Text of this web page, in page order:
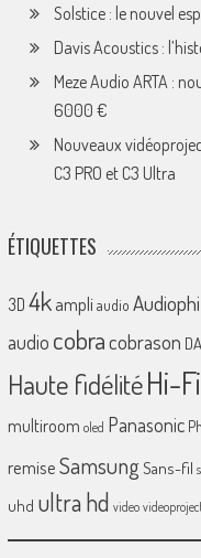
Solstice : le nouvel
Davis Acoustics :
Meze Audio ARTA :
6000 €
Nouveaux
C3 PRO et C3 Ultra
ÉTIQUETTES
3D 4k ampliaudio
audio cobracobrason
Haute fidélitéHi-Fi
multiroom oled Panasonic
remiseSamsungSans-fil
uhd ultra hd video